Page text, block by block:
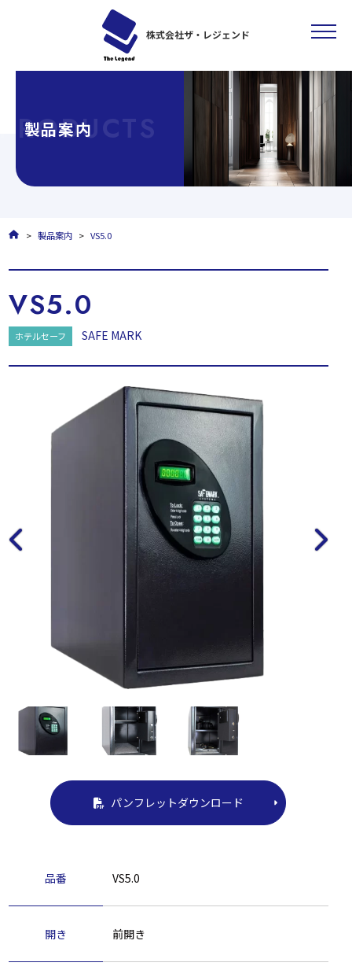
株式会社ザ・レジェンド
製品案内
HOME製品案内 VS5.0
VS5.0
ホテルセーフ SAFE MARK
パンフレットダウンロード
品番 VS5.0
開き 前開き